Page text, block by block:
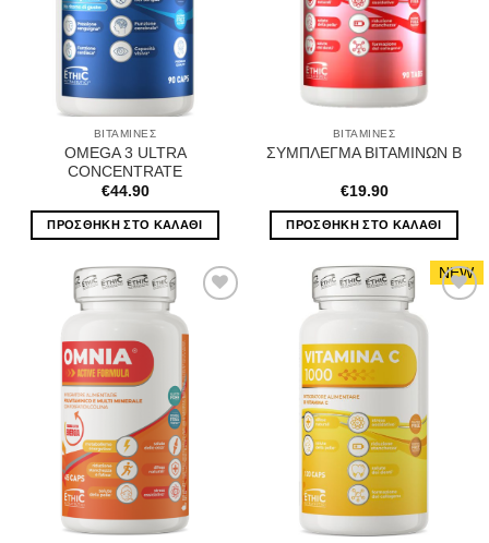
ΒΙΤΑΜΊΝΕΣ
OMEGA 3 ULTRA
CONCENTRATE
€44.90
ΠΡΟΣΘΉΚΗ ΣΤΟ ΚΑΛΆΘΙ
ΒΙΤΑΜΊΝΕΣ
ΣΥΜΠΛΕΓΜΑ ΒΙΤΑΜΙΝΩΝ Β
€19.90
ΠΡΟΣΘΉΚΗ ΣΤΟ ΚΑΛΆΘΙ
NEW